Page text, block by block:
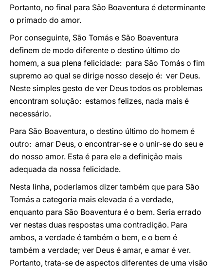
Portanto, no final para São Boaventura é determinante
o primado do amor.
Por conseguinte, São Tomás e São Boaventura
definem de modo diferente o destino último do
homem, a sua plena felicidade: para São Tomás o fim
supremo ao qual se dirige nosso desejo é: ver Deus.
Neste simples gesto de ver Deus todos os problemas
encontram solução: estamos felizes, nada mais é
necessário.
Para São Boaventura, o destino último do homem é
outro: amar Deus, o encontrar-se e o unir-se do seu e
do nosso amor. Esta é para ele a definição mais
adequada da nossa felicidade.
Nesta linha, poderíamos dizer também que para São
Tomás a categoria mais elevada é a verdade,
enquanto para São Boaventura é o bem. Seria errado
ver nestas duas respostas uma contradição. Para
ambos, a verdade é também o bem, e o bem é
também a verdade; ver Deus é amar, e amar é ver.
Portanto, trata-se de aspectos diferentes de uma visão